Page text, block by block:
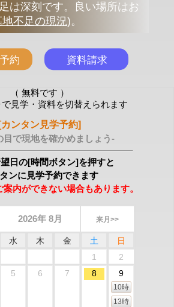
は深刻です。良い場所はお
不足の現況)。
（ 無料です ）
で見学・資料を切替えられます
[カンタン見学予約]
目で現地を確かめましょう-
日の[時間ボタン]を押すと
ンに見学予約できます
案内ができない場合もあります。
2026年 8月 来月>>
水 木 金 土
日
1
2
5 6 7 8 9
10時
13時